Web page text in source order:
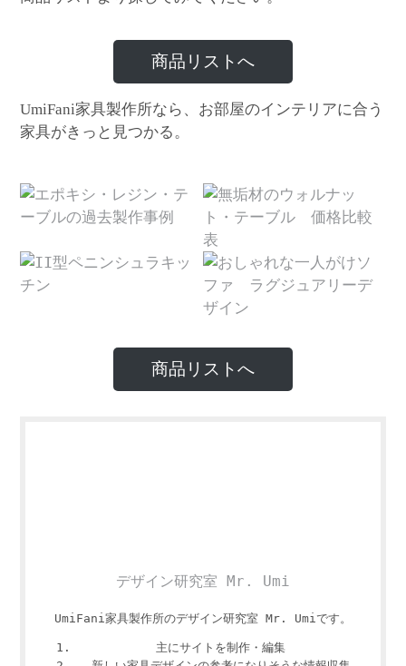
商品リストへ
UmiFani家具製作所なら、お部屋のインテリアに合う
家具がきっと見つかる。
商品リストへ
デザイン研究室 Mr. Umi
UmiFani家具製作所のデザイン研究室 Mr. Umiです。
主にサイトを制作・編集